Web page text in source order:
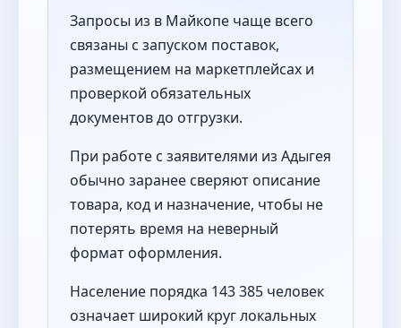
Запросы из в Майкопе чаще всего
связаны с запуском поставок,
размещением на маркетплейсах и
проверкой обязательных
документов до отгрузки.
При работе с заявителями из Адыгея
обычно заранее сверяют описание
товара, код и назначение, чтобы не
потерять время на неверный
формат оформления.
Население порядка 143 385 человек
означает широкий круг локальных